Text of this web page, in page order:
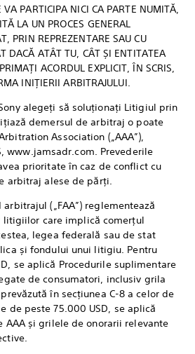
VA PARTICIPA NICI CA PARTE NUMITĂ,
LA UN PROCES GENERAL
PRIN REPREZENTARE SAU CU
DACĂ ATÂT TU, CÂT ȘI ENTITATEA
ACORDUL EXPLICIT, ÎN SCRIS,
INIȚIERII ARBITRAJULUI.
alegeți să soluționați Litigiul prin
demersul de arbitraj o poate
Association („AAA”),
www.jamsadr.com. Prevederile
prioritate în caz de conflict cu
arbitraj alese de părți.
(„FAA”) reglementează
care implică comerțul
legea federală sau de stat
și fondului unui litigiu. Pentru
se aplică Procedurile suplimentare
de consumatori, inclusiv grila
în secțiunea C-8 a celor de
de peste 75.000 USD, se aplică
AAA și grilele de onorarii relevante